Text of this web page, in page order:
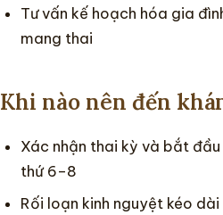
Tư vấn kế hoạch hóa gia
mang thai
Khi nào nên đến
Xác nhận thai kỳ và bắt
thứ 6–8
Rối loạn kinh nguyệt kéo